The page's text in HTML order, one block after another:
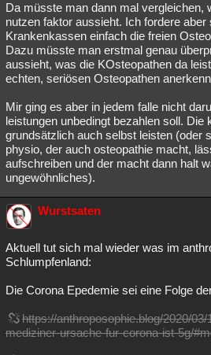
Da müsste man dann mal vergleichen,
nutzen faktor aussieht. Ich fordere
Krankenkassen einfach die freien
Dazu müsste man erstmal genau
aussieht, was die KOsteopathen da
echten, seriösen Osteopathen
Mir ging es aber in jedem falle nicht
leistungen unbedingt bezahlen soll. Die
grundsätzlich auch selbst leisten (oder
physio, der auch osteopathie macht,
aufschreiben und der macht dann halt
ungewöhnliches).
Wurstsaten
Aktuell tut sich mal wieder was im
Schlumpfenland:
Die Corona Epedemie sei eine Folge
https://anthroposophie.blog/2020/
mediziner-ursache-fur-corona-ist-5g/